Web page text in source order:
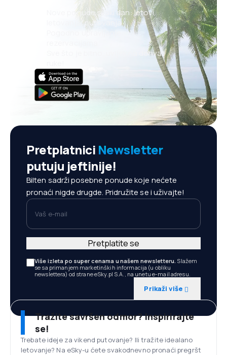
Nove ponude svaki dan: letovi,
letovanja, putovanja
Sve što je bitno, uvijek na dohvat
Pretplatnici Newsletter
putuju jeftinije!
Bilten sadrži posebne ponude koje nećete
pronaći nigde drugde. Pridružite se i uživajte!
Vaš e-mail
Više izleta po super cenama u našem newsletteru. Slažem
se sa primanjem marketinških informacija (u obliku
newslettera) od strane eSky.pl S.A., na unetu e-mail adresu.
Prikaži više
Pretplatite se
Tražite savršen odmor? Inspirirajte
se!
Trebate ideje za vikend putovanje? Ili tražite idealano
letovanje? Na eSky-u ćete svakodnevno pronaći pregršt